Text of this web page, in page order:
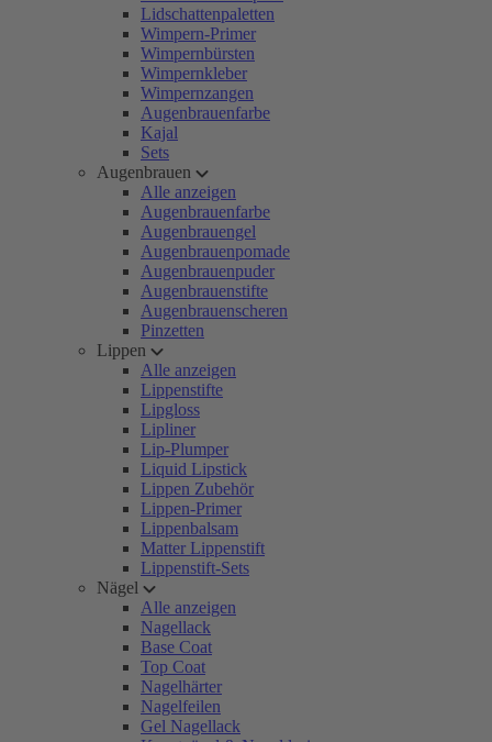
Lidschattenpaletten
Wimpern-Primer
Wimpernbürsten
Wimpernkleber
Wimpernzangen
Augenbrauenfarbe
Kajal
Sets
Augenbrauen
Alle anzeigen
Augenbrauenfarbe
Augenbrauengel
Augenbrauenpomade
Augenbrauenpuder
Augenbrauenstifte
Augenbrauenscheren
Pinzetten
Lippen
Alle anzeigen
Lippenstifte
Lipgloss
Lipliner
Lip-Plumper
Liquid Lipstick
Lippen Zubehör
Lippen-Primer
Lippenbalsam
Matter Lippenstift
Lippenstift-Sets
Nägel
Alle anzeigen
Nagellack
Base Coat
Top Coat
Nagelhärter
Nagelfeilen
Gel Nagellack